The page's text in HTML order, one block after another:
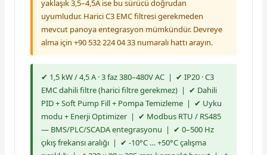
yaklaşık 3,5–4,5A ise bu sürücü doğrudan
uyumludur. Harici C3 EMC filtresi gerekmeden
mevcut panoya entegrasyon mümkündür. Devreye
alma için +90 532 224 04 33 numaralı hattı arayın.
✔ 1,5 kW / 4,5 A · 3 faz 380–480V AC | ✔ IP20 · C3
EMC dahili filtre (harici filtre gerekmez) | ✔ Dahili
PID + Soft Pump Fill + Pompa Temizleme | ✔ Uyku
modu + Enerji Optimizer | ✔ Modbus RTU / RS485
— BMS/PLC/SCADA entegrasyonu | ✔ 0–500 Hz
çıkış frekansı aralığı | ✔ -10°C … +50°C çalışma